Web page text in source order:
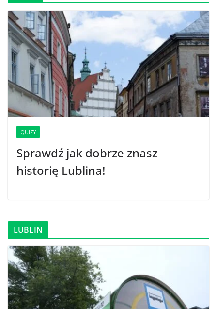
QUIZY
Sprawdź jak dobrze znasz
historię Lublina!
LUBLIN